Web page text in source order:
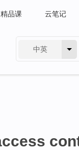
品课 云笔记
中英